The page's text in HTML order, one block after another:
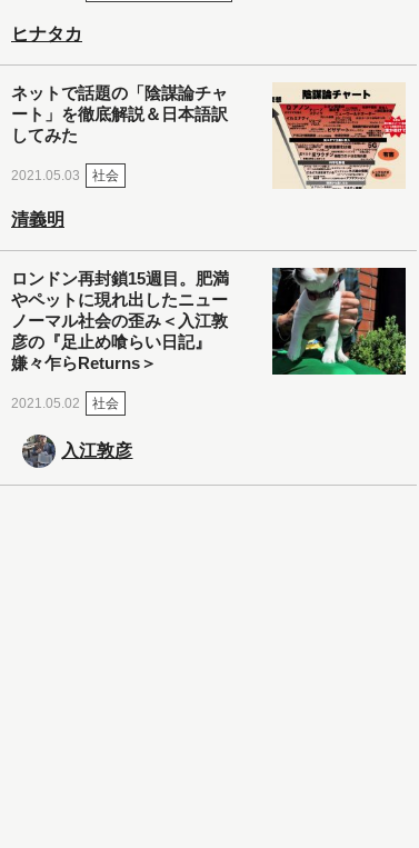
ヒナタカ
ネットで話題の「陰謀論チャ
ート」を徹底解説＆日本語訳
してみた
2021.05.03 社会
清義明
ロンドン再封鎖15週目。肥満
やペットに現れ出したニュー
ノーマル社会の歪み＜入江敦
彦の『足止め喰らい日記』
嫌々乍らReturns＞
2021.05.02 社会
入江敦彦